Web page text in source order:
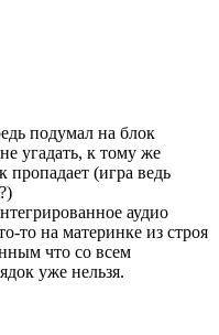
подумал на блок
угадать, к тому же
пропадает (игра ведь
аудио
то на материнке из строя
что со всем
уже нельзя.